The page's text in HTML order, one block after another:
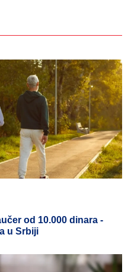
od 10.000 dinara -
u Srbiji